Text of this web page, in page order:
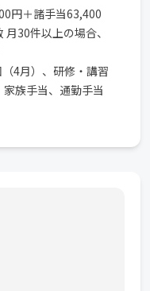
円＋諸手当63,400
30件以上の場合、
4月）、研修・講習
族手当、通勤手当